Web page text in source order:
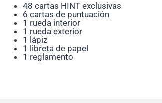
48 cartas HINT exclusivas
6 cartas de puntuación
1 rueda interior
1 rueda exterior
1 lápiz
1 libreta de papel
1 reglamento